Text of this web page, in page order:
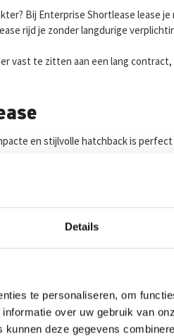
Details
te personaliseren, om
over uw gebruik van
deze gegevens
Bij Enterprise Shortlease lease
rijd je zonder langdurige
vast te zitten aan een lang
en stijlvolle hatchback is
comfortabele interieur. Hij is
Dankzij de efficiënte
terug in de Ypsilon, met zijn
bent naar je werk.
bij Enterprise